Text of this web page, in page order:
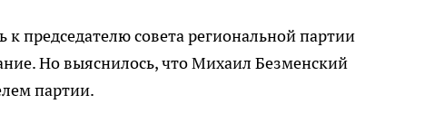
председателю совета региональной партии
Но выяснилось, что Михаил Безменский
партии.